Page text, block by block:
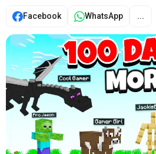
Facebook WhatsApp ...